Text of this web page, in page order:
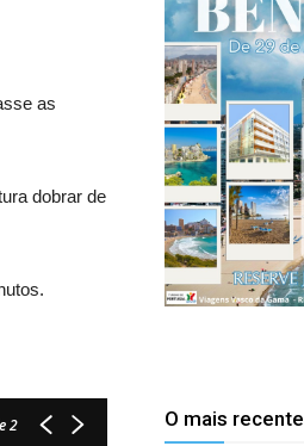
as
dobrar de
2 O mais recente